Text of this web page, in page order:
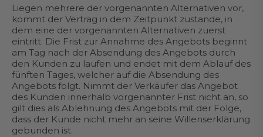
Liegen mehrere der vorgenannten Alternativen vor,
kommt der Vertrag in dem Zeitpunkt zustande, in
dem eine der vorgenannten Alternativen zuerst
eintritt. Die Frist zur Annahme des Angebots beginnt
am Tag nach der Absendung des Angebots durch
den Kunden zu laufen und endet mit dem Ablauf des
fünften Tages, welcher auf die Absendung des
Angebots folgt. Nimmt der Verkäufer das Angebot
des Kunden innerhalb vorgenannter Frist nicht an, so
gilt dies als Ablehnung des Angebots mit der Folge,
dass der Kunde nicht mehr an seine Willenserklärung
gebunden ist.